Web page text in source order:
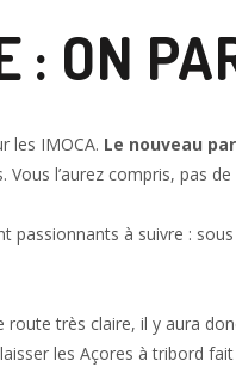
: ON
les IMOCA. Le nouveau
Vous l’aurez compris, pas
passionnants à suivre :
route très claire, il y aura
les Açores à tribord